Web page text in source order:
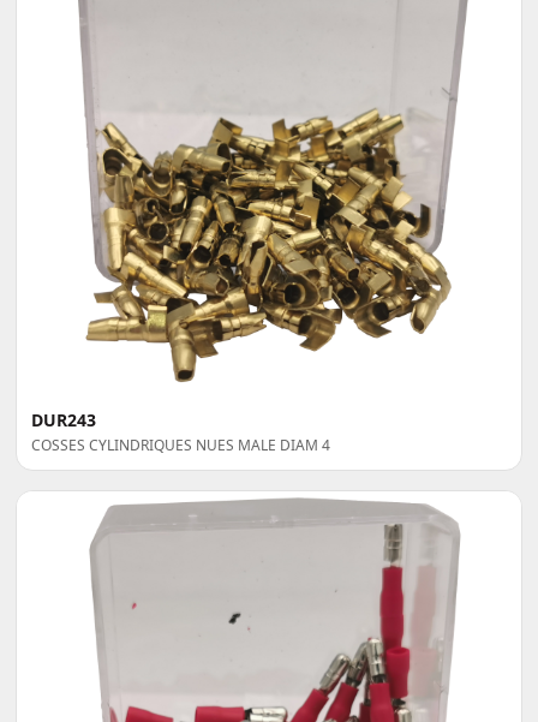
DUR243
COSSES CYLINDRIQUES NUES MALE DIAM 4